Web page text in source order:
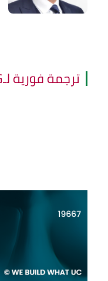
ترجمة فورية لـThe Leaders- EG